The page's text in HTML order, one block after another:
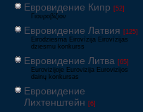
Евровидение Кипр [52]
Γιουροβίζιον
Евровидение Латвия [125]
Eirodziesma Eirovīzija Eirovīzijas
dziesmu konkurss
Евровидение Литва [65]
Eurovizijoje Eurovizija Eurovizijos
dainų konkursas
Евровидение
Лихтенштейн [6]